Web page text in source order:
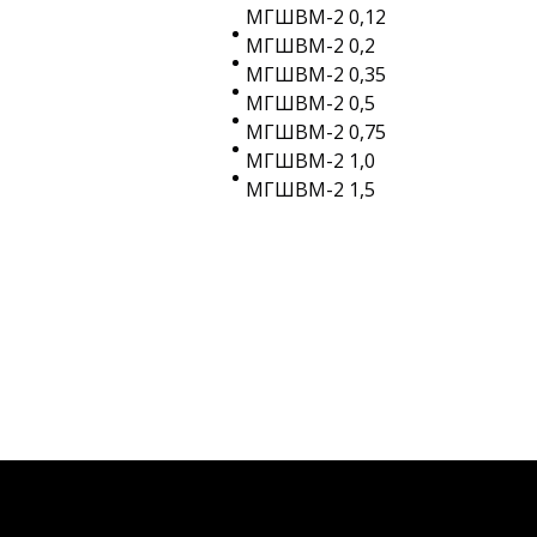
МГШВМ-2 0,12
МГШВМ-2 0,2
МГШВМ-2 0,35
МГШВМ-2 0,5
МГШВМ-2 0,75
МГШВМ-2 1,0
МГШВМ-2 1,5